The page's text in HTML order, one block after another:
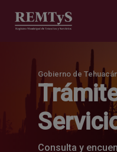
Gobierno de
Consulta y